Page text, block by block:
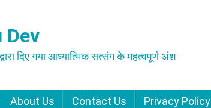
Dev
दिए गया आध्यात्मिक सत्संग के महत्वपूर्ण अंश
About Us Contact Us Privacy Policy